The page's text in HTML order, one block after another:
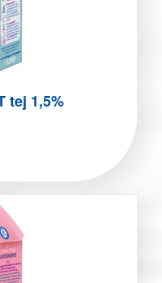
tej 1,5%